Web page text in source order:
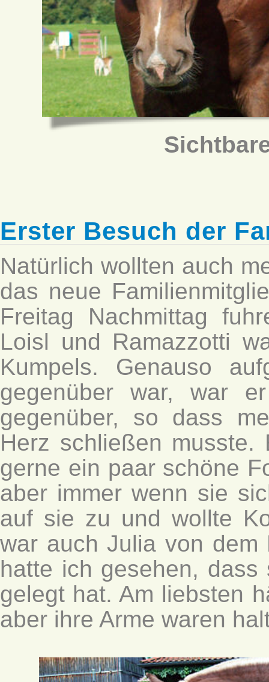
Erster Besuch der
Natürlich wollten auch
das neue
Freitag Nachmittag
Loisl und Ramazzotti
Kumpels. Genauso
gegenüber war, war
gegenüber, so dass
Herz schließen musste.
gerne ein paar schöne
aber immer wenn sie
auf sie zu und wollte
war auch Julia von dem
hatte ich gesehen,
gelegt hat. Am liebsten
aber ihre Arme waren